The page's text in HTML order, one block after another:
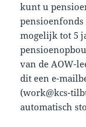
kunt u
mogelijk tot 5
van de AOW-
dit een e-
(work@kcs-
automatisch